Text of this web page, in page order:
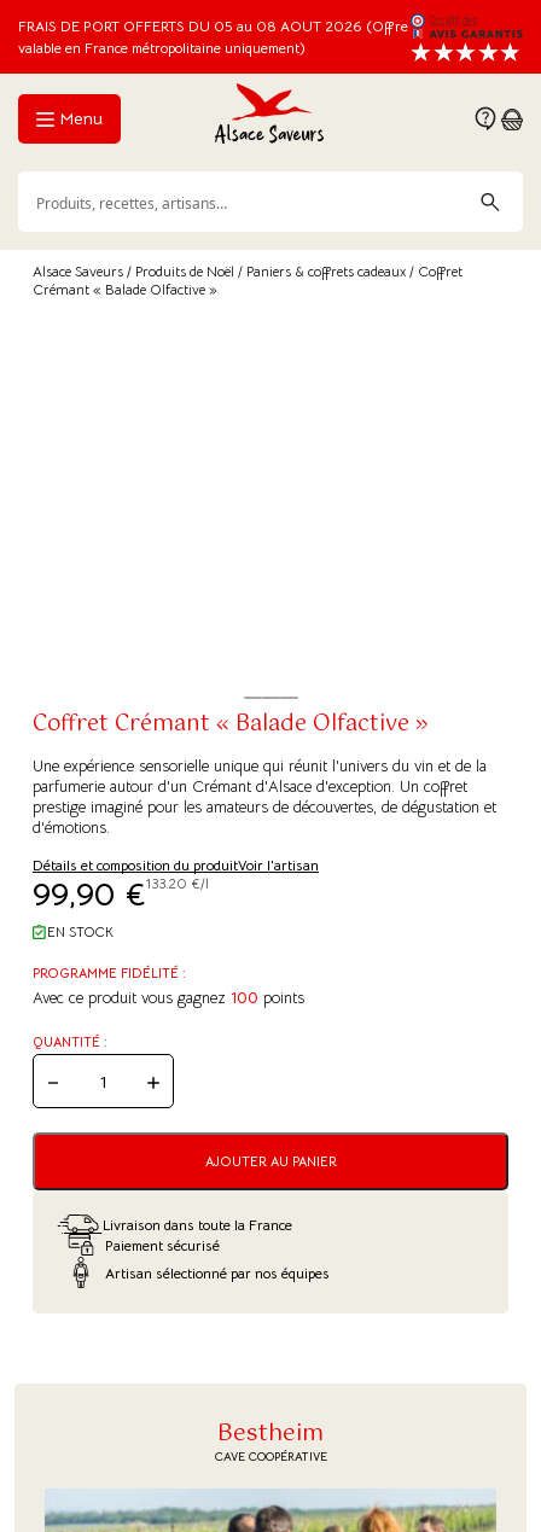
FRAIS DE PORT OFFERTS DU 05 au 08 AOUT 2026 (Offre
valable en France métropolitaine uniquement)
Menu
Alsace Saveurs / Produits de Noël / Paniers & coffrets cadeaux / Coffret
Crémant « Balade Olfactive »
Coffret Crémant « Balade Olfactive »
Une expérience sensorielle unique qui réunit l'univers du vin et de la
parfumerie autour d'un Crémant d'Alsace d'exception. Un coffret
prestige imaginé pour les amateurs de découvertes, de dégustation et
d'émotions.
Détails et composition du produitVoir l'artisan
99,90 €133.20 €/l
EN STOCK
PROGRAMME FIDÉLITÉ :
Avec ce produit vous gagnez 100 points
QUANTITÉ :
QUANTITÉ
DE
CRÉMANT
AJOUTER AU PANIER
Livraison dans toute la France
Paiement sécurisé
Artisan sélectionné par nos équipes
Bestheim
CAVE COOPÉRATIVE